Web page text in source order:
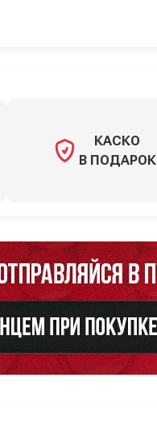
КАСКО
В ПОДАРОК